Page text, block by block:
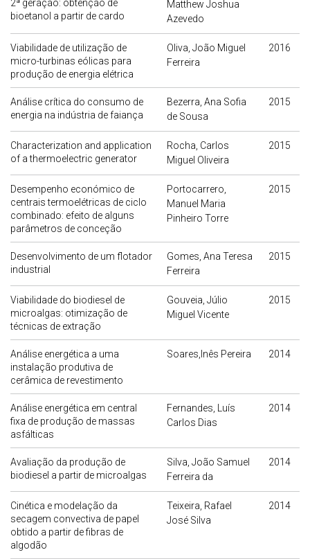
2ª geração: obtenção de
bioetanol a partir de cardo
Matthew Joshua
Azevedo
Viabilidade de utilização de
micro-turbinas eólicas para
produção de energia elétrica
Oliva, João Miguel
Ferreira
2016
Análise crítica do consumo de
energia na indústria de faiança
Bezerra, Ana Sofia
de Sousa
2015
Characterization and application
of a thermoelectric generator
Rocha, Carlos
Miguel Oliveira
2015
Desempenho económico de
centrais termoelétricas de ciclo
combinado: efeito de alguns
parâmetros de conceção
Portocarrero,
Manuel Maria
Pinheiro Torre
2015
Desenvolvimento de um flotador
industrial
Gomes, Ana Teresa
Ferreira
2015
Viabilidade do biodiesel de
microalgas: otimização de
técnicas de extração
Gouveia, Júlio
Miguel Vicente
2015
Análise energética a uma
instalação produtiva de
cerâmica de revestimento
Soares,Inês Pereira 2014
Análise energética em central
fixa de produção de massas
asfálticas
Fernandes, Luís
Carlos Dias
2014
Avaliação da produção de
biodiesel a partir de microalgas
Silva, João Samuel
Ferreira da
2014
Cinética e modelação da
secagem convectiva de papel
obtido a partir de fibras de
algodão
Teixeira, Rafael
José Silva
2014